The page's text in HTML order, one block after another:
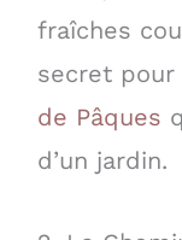
fraîches
secret pour
de Pâques
d’un jardin.